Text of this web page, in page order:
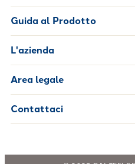
Guida al Prodotto
L'azienda
Area legale
Contattaci